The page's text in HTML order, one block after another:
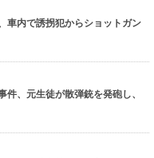
車内で誘拐犯からショットガン
件、元生徒が散弾銃を発砲し、